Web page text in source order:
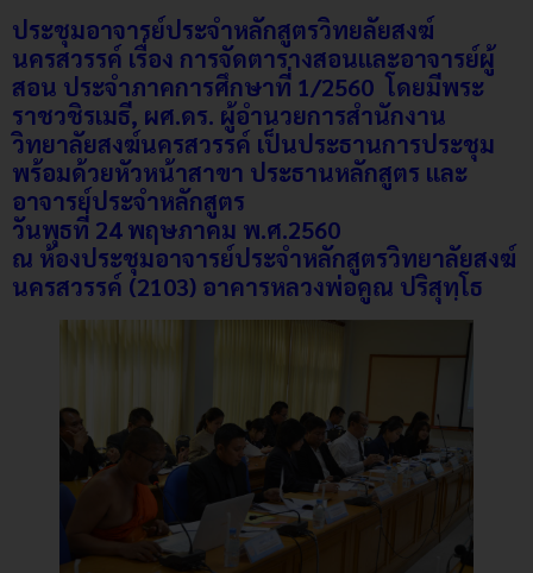
ประชุมอาจารย์ประจำหลักสูตรวิทยลัยสงฆ์
นครสวรรค์ เรื่อง การจัดตารางสอนและอาจารย์ผู้
สอน ประจำภาคการศึกษาที่ 1/2560 โดยมีพระ
ราชวชิรเมธี, ผศ.ดร. ผู้อำนวยการสำนักงาน
วิทยาลัยสงฆ์นครสวรรค์ เป็นประธานการประชุม
พร้อมด้วยหัวหน้าสาขา ประธานหลักสูตร และ
อาจารย์ประจำหลักสูตร
วันพุธที่ 24 พฤษภาคม พ.ศ.2560
ณ ห้องประชุมอาจารย์ประจำหลักสูตรวิทยาลัยสงฆ์
นครสวรรค์ (2103) อาคารหลวงพ่อคูณ ปริสุทฺโธ